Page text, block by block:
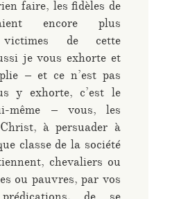
faire, les fidèles de
encore plus
victimes de cette
je vous exhorte et
– et ce n’est pas
y exhorte, c’est le
même – vous, les
à persuader à
classe de la société
chevaliers ou
ou pauvres, par vos